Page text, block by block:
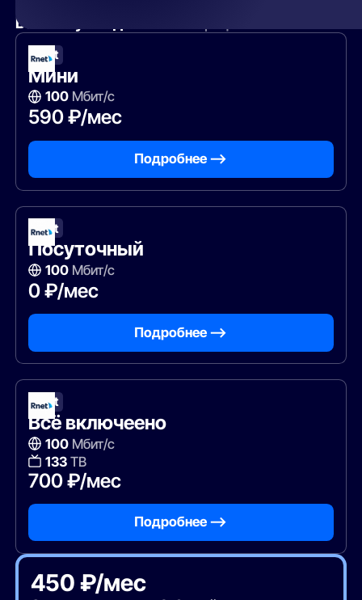
Вам могут подойти
Rnet
Мини
100Мбит/с
590 ₽/мес
Подробнее —>
Rnet
Посуточный
100Мбит/с
0 ₽/мес
Подробнее —>
Rnet
Всё включеено
100Мбит/с
133ТВ
700 ₽/мес
Подробнее —>
450 ₽/мес